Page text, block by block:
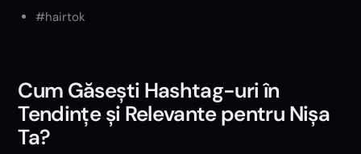
#hairtok
Cum Găsești Hashtag-uri în
Tendințe și Relevante pentru Nișa
Ta?